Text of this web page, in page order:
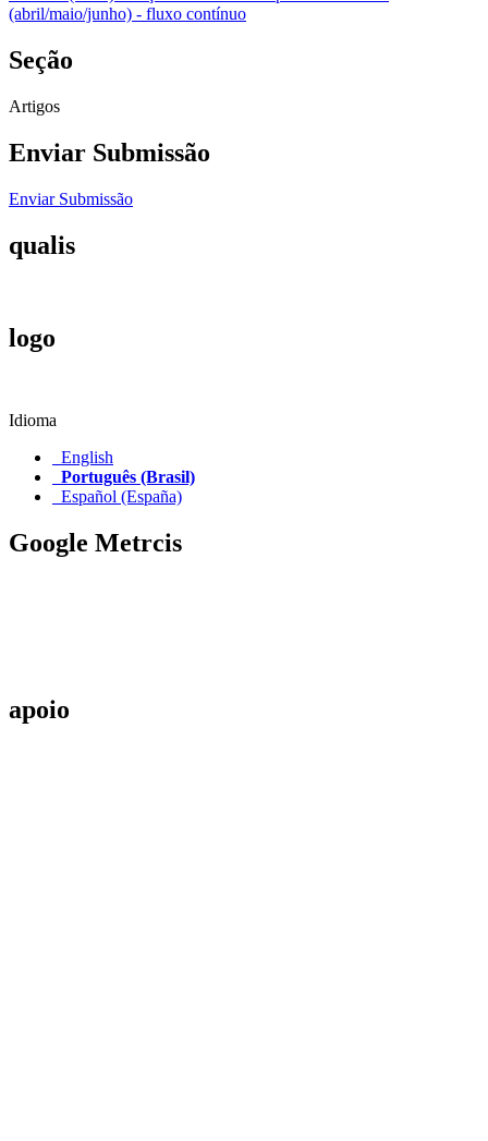
(abril/maio/junho) - fluxo contínuo
Seção
Artigos
Enviar Submissão
Enviar Submissão
qualis
logo
Idioma
English
Português (Brasil)
Español (España)
Google Metrcis
apoio